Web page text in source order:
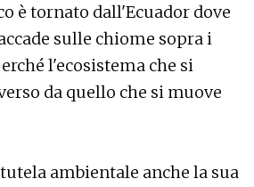
è tornato dall'Ecuador dove
sulle chiome sopra i
l'ecosistema che si
da quello che si muove
ambientale anche la sua